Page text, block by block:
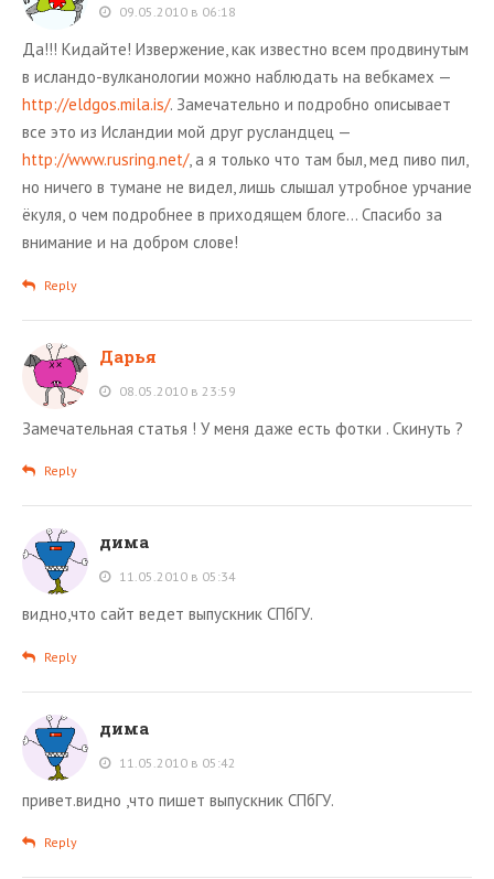
09.05.2010 в 06:18
Да!!! Кидайте! Извержение, как известно всем продвинутым
в исландо-вулканологии можно наблюдать на вебкамех —
http://eldgos.mila.is/. Замечательно и подробно описывает
все это из Исландии мой друг русландцец —
http://www.rusring.net/, а я только что там был, мед пиво пил,
но ничего в тумане не видел, лишь слышал утробное урчание
ёкуля, о чем подробнее в приходящем блоге… Спасибо за
внимание и на добром слове!
Reply
Дарья
08.05.2010 в 23:59
Замечательная статья ! У меня даже есть фотки . Скинуть ?
Reply
дима
11.05.2010 в 05:34
видно,что сайт ведет выпускник СПбГУ.
Reply
дима
11.05.2010 в 05:42
привет.видно ,что пишет выпускник СПбГУ.
Reply